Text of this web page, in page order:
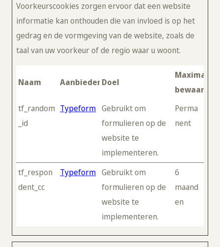
Voorkeurscookies zorgen ervoor dat een website
informatie kan onthouden die van invloed is op het
gedrag en de vormgeving van de website, zoals de
taal van uw voorkeur of de regio waar u woont.
Naam Aanbieder Doel
Maximale
tf_random
_id
Typeform Gebruikt om
formulieren op de
website te
implementeren.
Perma
nent
tf_respon
dent_cc
Typeform Gebruikt om
formulieren op de
website te
implementeren.
6
maand
en